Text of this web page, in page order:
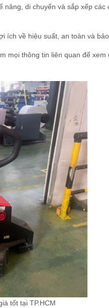
di chuyển và sắp xếp các
ích về hiệu suất, an toàn và
mọi thông tin liên quan để
tốt tại TP.HCM